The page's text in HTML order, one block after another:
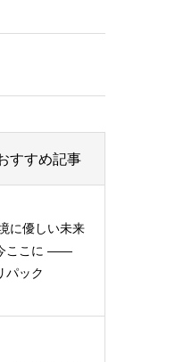
すすめ記事
に優しい未来
ここに ——
パック